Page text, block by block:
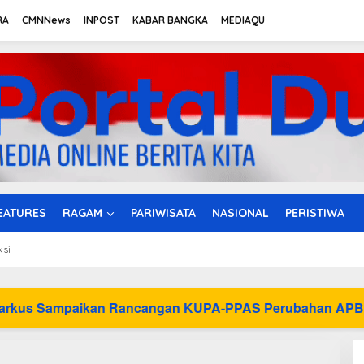
CMNNews INPOST KABAR BANGKA MEDIAQU
RAGAM PARIWISATA NASIONAL PERISTIWA
Rancangan KUPA-PPAS Perubahan APBD 2026 ke